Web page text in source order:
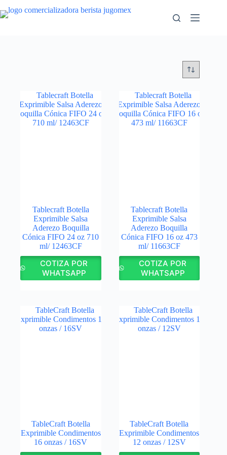
al
Tablecraft Botella
Exprimible Salsa
Aderezo Boquilla
Cónica FIFO 24 oz 710
ml/ 12463CF
COTIZA POR
WHATSAPP
Tablecraft Botella
Exprimible Salsa
Aderezo Boquilla
Cónica FIFO 16 oz 473
ml/ 11663CF
COTIZA POR
WHATSAPP
TableCraft Botella
Exprimible Condimentos
16 onzas / 16SV
TableCraft Botella
Exprimible Condimentos
12 onzas / 12SV